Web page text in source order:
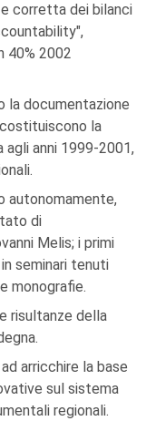
corretta dei bilanci
40% 2002
la documentazione
la
anni 1999-2001,
autonomamente,
di
Melis; i primi
seminari tenuti
monografie.
risultanze della
arricchire la base
sul sistema
regionali.